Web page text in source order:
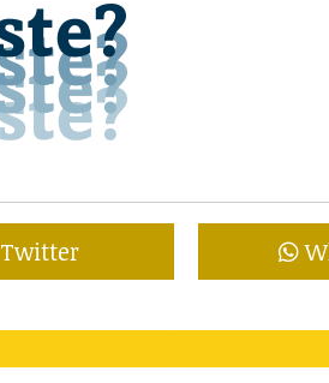
Twitter